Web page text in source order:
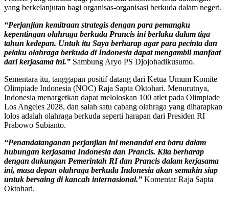
yang berkelanjutan bagi organisas-organisasi berkuda dalam negeri.
“Perjanjian kemitraan strategis dengan para pemangku
kepentingan olahraga berkuda Prancis ini berlaku dalam tiga
tahun kedepan. Untuk itu Saya berharap agar para pecinta dan
pelaku olahraga berkuda di Indonesia dapat mengambil manfaat
dari kerjasama ini.” Sambung Aryo PS Djojohadikusumo.
Sementara itu, tanggapan positif datang dari Ketua Umum Komite
Olimpiade Indonesia (NOC) Raja Sapta Oktohari. Menurutnya,
Indonesia menargetkan dapat meloloskan 100 atlet pada Olimpiade
Los Angeles 2028, dan salah satu cabang olahraga yang diharapkan
lolos adalah olahraga berkuda seperti harapan dari Presiden RI
Prabowo Subianto.
“Penandatanganan perjanjian ini menandai era baru dalam
hubungan kerjasama Indonesia dan Prancis. Kita berharap
dengan dukungan Pemerintah RI dan Prancis dalam kerjasama
ini, masa depan olahraga berkuda Indonesia akan semakin siap
untuk bersaing di kancah internasional.” Komentar Raja Sapta
Oktohari.